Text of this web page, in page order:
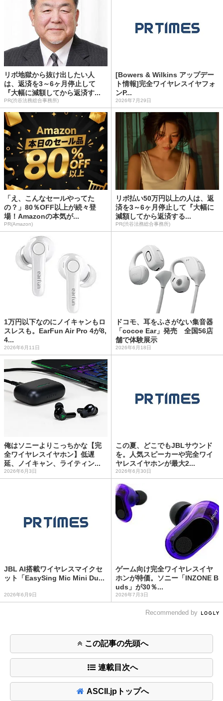
リボ地獄から抜け出したい人
は、返済を3～6ヶ月停止して
『大幅に減額してから返済す...
PR(渋谷法務総合事務所)
[Bowers & Wilkins アップデー
ト情報]完全ワイヤレスイヤフォ
ンP...
2026年7月29日
「え、こんなセールやってた
の？」80％OFF以上が続々登
場！Amazonの本気が...
PR(Amazon)
リボ払い50万円以上の人は、返
済を3～6ヶ月停止して『大幅に
減額してから返済する...
PR(渋谷法務総合事務所)
1万円以下なのにノイキャンもロ
スレスも。EarFun Air Pro 4が8,
4...
2026年6月11日
ドコモ、耳をふさがない集音器
「cocoe Ear」発売 全国56店
舗で体験展示
2026年6月18日
俺はソニーよりこっちかな【完
全ワイヤレスイヤホン】低遅
延、ノイキャン、ライティン...
2026年6月3日
この夏、どこでもJBLサウンド
を。人気スピーカーや完全ワイ
ヤレスイヤホンが最大2...
2026年6月30日
JBL AI搭載ワイヤレスマイクセ
ット「EasySing Mic Mini Du...
2026年6月9日
ゲーム向け完全ワイヤレスイヤ
ホンが特価。ソニー「INZONE B
uds」が30％...
2026年7月3日
Recommended by
この記事の先頭へ
連載目次へ
ASCII.jpトップへ